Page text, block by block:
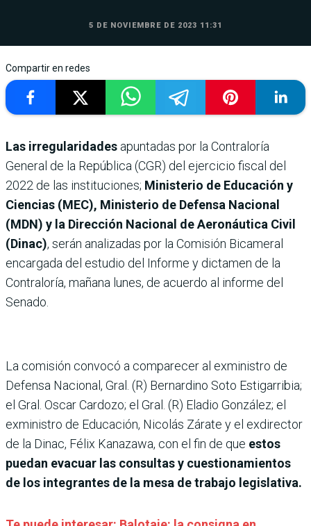
5 DE NOVIEMBRE DE 2023 11:31
Compartir en redes
Las irregularidades apuntadas por la Contraloría
General de la República (CGR) del ejercicio fiscal del
2022 de las instituciones; Ministerio de Educación y
Ciencias (MEC), Ministerio de Defensa Nacional
(MDN) y la Dirección Nacional de Aeronáutica Civil
(Dinac), serán analizadas por la Comisión Bicameral
encargada del estudio del Informe y dictamen de la
Contraloría, mañana lunes, de acuerdo al informe del
Senado.
La comisión convocó a comparecer al exministro de
Defensa Nacional, Gral. (R) Bernardino Soto Estigarribia;
el Gral. Oscar Cardozo; el Gral. (R) Eladio González; el
exministro de Educación, Nicolás Zárate y el exdirector
de la Dinac, Félix Kanazawa, con el fin de que estos
puedan evacuar las consultas y cuestionamientos
de los integrantes de la mesa de trabajo legislativa.